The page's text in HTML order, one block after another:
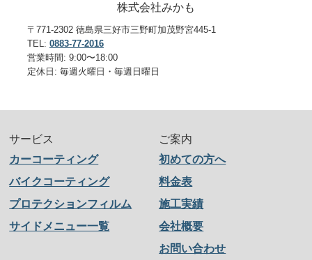
株式会社みかも
〒771-2302 徳島県三好市三野町加茂野宮445-1
TEL: 0883-77-2016
営業時間: 9:00〜18:00
定休日: 毎週火曜日・毎週日曜日
サービス
カーコーティング
バイクコーティング
プロテクションフィルム
サイドメニュー一覧
ご案内
初めての方へ
料金表
施工実績
会社概要
お問い合わせ